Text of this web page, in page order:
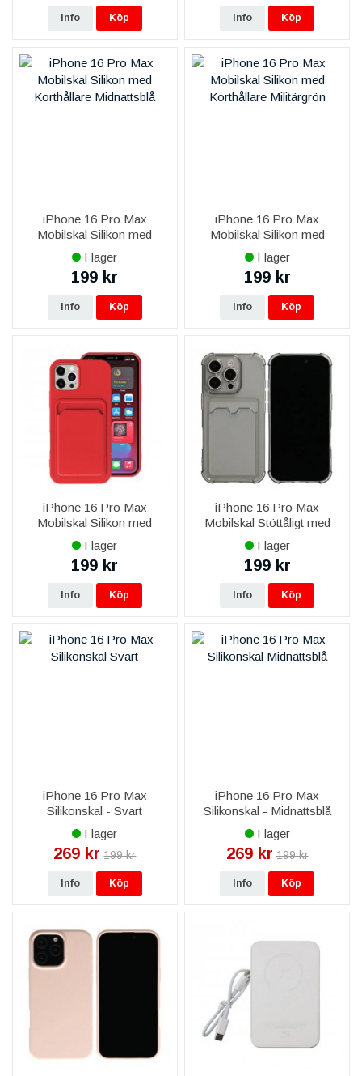
Info Köp Info Köp
iPhone 16 Pro Max
Mobilskal Silikon med
Korthållare - Midnattsblå
I lager
199 kr
Info Köp
iPhone 16 Pro Max
Mobilskal Silikon med
Korthållare - Militärgrön
I lager
199 kr
Info Köp
iPhone 16 Pro Max
Mobilskal Silikon med
Korthållare - Röd
I lager
199 kr
Info Köp
iPhone 16 Pro Max
Mobilskal Stöttåligt med
Korthållare -
Transparent/Svart
I lager
199 kr
Info Köp
iPhone 16 Pro Max
Silikonskal - Svart
I lager
269 kr 199 kr
Info Köp
iPhone 16 Pro Max
Silikonskal - Midnattsblå
I lager
269 kr 199 kr
Info Köp